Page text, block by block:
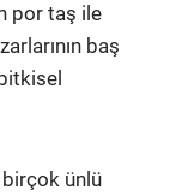
por taş ile
baş
birçok ünlü